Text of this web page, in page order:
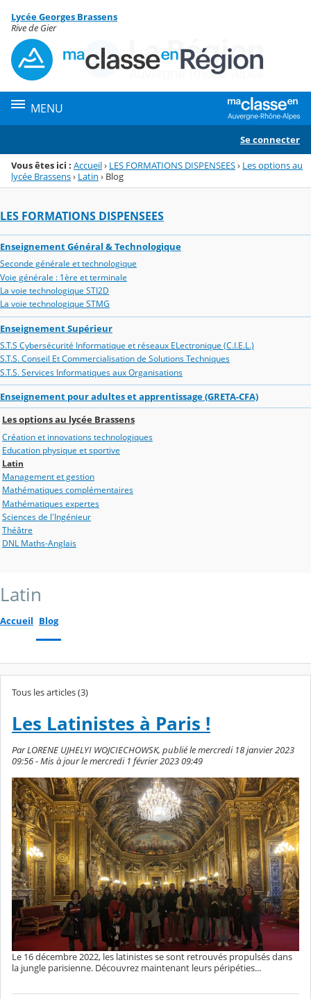
Menu de la rubrique
Contenu
Lycée Georges Brassens
Rive de Gier
MENU
Se connecter
Vous êtes ici : Accueil› LES FORMATIONS DISPENSEES› Les options au
lycée Brassens› Latin › Blog
LES FORMATIONS DISPENSEES
Enseignement Général & Technologique
Seconde générale et technologique
Voie générale : 1ère et terminale
La voie technologique STI2D
La voie technologique STMG
Enseignement Supérieur
S.T.S Cybersécurité Informatique et réseaux ELectronique (C.I.E.L.)
S.T.S. Conseil Et Commercialisation de Solutions Techniques
S.T.S. Services Informatiques aux Organisations
Enseignement pour adultes et apprentissage (GRETA-CFA)
Les options au lycée Brassens
Création et innovations technologiques
Education physique et sportive
Latin
Management et gestion
Mathématiques complémentaires
Mathématiques expertes
Sciences de l'Ingénieur
Théâtre
DNL Maths-Anglais
Latin
Accueil Blog
Tous les articles (3)
Les Latinistes à Paris !
Par LORENE UJHELYI WOJCIECHOWSK, publié le mercredi 18 janvier 2023
09:56 - Mis à jour le mercredi 1 février 2023 09:49
Le 16 décembre 2022, les latinistes se sont retrouvés propulsés dans
la jungle parisienne. Découvrez maintenant leurs péripéties...